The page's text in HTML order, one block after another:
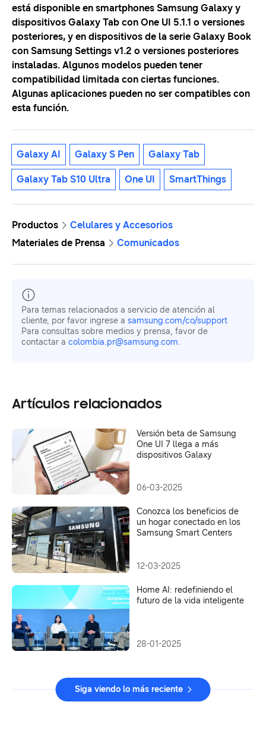
está disponible en smartphones Samsung Galaxy y
dispositivos Galaxy Tab con One UI 5.1.1 o versiones
posteriores, y en dispositivos de la serie Galaxy Book
con Samsung Settings v1.2 o versiones posteriores
instaladas. Algunos modelos pueden tener
compatibilidad limitada con ciertas funciones.
Algunas aplicaciones pueden no ser compatibles con
esta función.
Galaxy AI Galaxy S Pen Galaxy Tab
Galaxy Tab S10 Ultra One UI SmartThings
Productos
Celulares y Accesorios
Materiales de Prensa
Comunicados
Para temas relacionados a servicio de atención al
cliente, por favor ingrese a samsung.com/co/support
Para consultas sobre medios y prensa, favor de
contactar a colombia.pr@samsung.com.
Artículos relacionados
Versión beta de Samsung
One UI 7 llega a más
dispositivos Galaxy
06-03-2025
Conozca los beneficios de
un hogar conectado en los
Samsung Smart Centers
12-03-2025
Home AI: redefiniendo el
futuro de la vida inteligente
28-01-2025
Siga viendo lo más reciente